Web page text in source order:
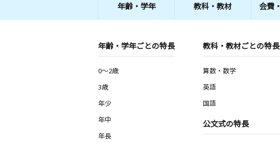
年齢・学年 教科・教材 会費・
年齢・学年ごとの特長
0～2歳
3歳
年少
年中
年長
教科・教材ごとの特長
算数・数学
英語
国語
公文式の特長